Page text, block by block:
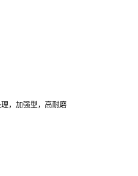
，加强型，高耐磨